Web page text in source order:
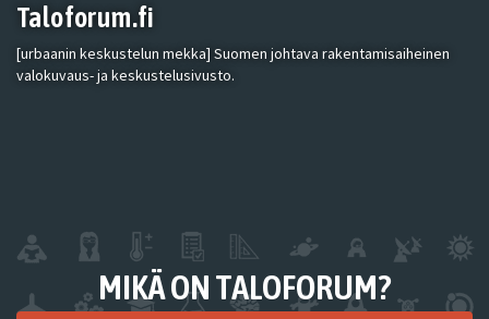
Taloforum.fi
[urbaanin keskustelun mekka] Suomen johtava rakentamisaiheinen
valokuvaus- ja keskustelusivusto.
MIKÄ ON TALOFORUM?